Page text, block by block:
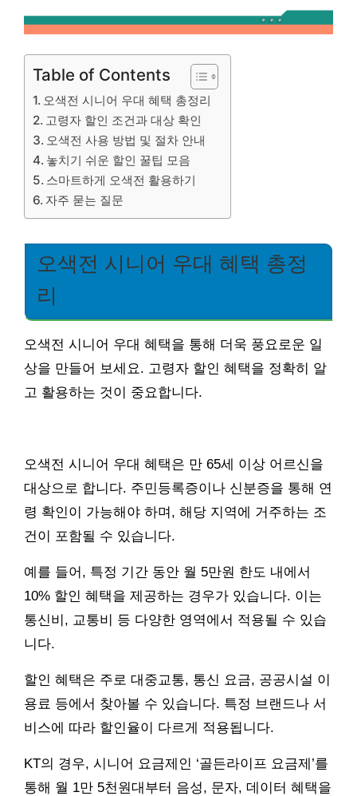
Table of Contents
오색전 시니어 우대 혜택 총정리
고령자 할인 조건과 대상 확인
오색전 사용 방법 및 절차 안내
놓치기 쉬운 할인 꿀팁 모음
스마트하게 오색전 활용하기
자주 묻는 질문
오색전 시니어 우대 혜택 총정
리
오색전 시니어 우대 혜택을 통해 더욱 풍요로운 일
상을 만들어 보세요. 고령자 할인 혜택을 정확히 알
고 활용하는 것이 중요합니다.
오색전 시니어 우대 혜택은 만 65세 이상 어르신을
대상으로 합니다. 주민등록증이나 신분증을 통해 연
령 확인이 가능해야 하며, 해당 지역에 거주하는 조
건이 포함될 수 있습니다.
예를 들어, 특정 기간 동안 월 5만원 한도 내에서
10% 할인 혜택을 제공하는 경우가 있습니다. 이는
통신비, 교통비 등 다양한 영역에서 적용될 수 있습
니다.
할인 혜택은 주로 대중교통, 통신 요금, 공공시설 이
용료 등에서 찾아볼 수 있습니다. 특정 브랜드나 서
비스에 따라 할인율이 다르게 적용됩니다.
KT의 경우, 시니어 요금제인 ‘골든라이프 요금제’를
통해 월 1만 5천원대부터 음성, 문자, 데이터 혜택을